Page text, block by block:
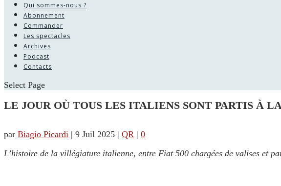
Qui sommes-nous ?
Abonnement
Commander
Les spectacles
Archives
Podcast
Contacts
Select Page
LE JOUR OÙ TOUS LES ITALIENS SONT PARTIS À
par Biagio Picardi | 9 Juil 2025 | QR | 0
L’histoire de la villégiature italienne, entre Fiat 500 chargées de valises et